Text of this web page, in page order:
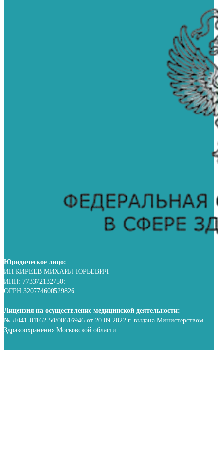
Юридическое лицо:
ИП КИРЕЕВ МИХАИЛ ЮРЬЕВИЧ
ИНН: 773372132750;
ОГРН 320774600529826
Лицензия на осуществление медицинской деятельности:
№ Л041-01162-50/00616946 от 20.09.2022 г. выдана Министерством
Здравоохранения Московской области